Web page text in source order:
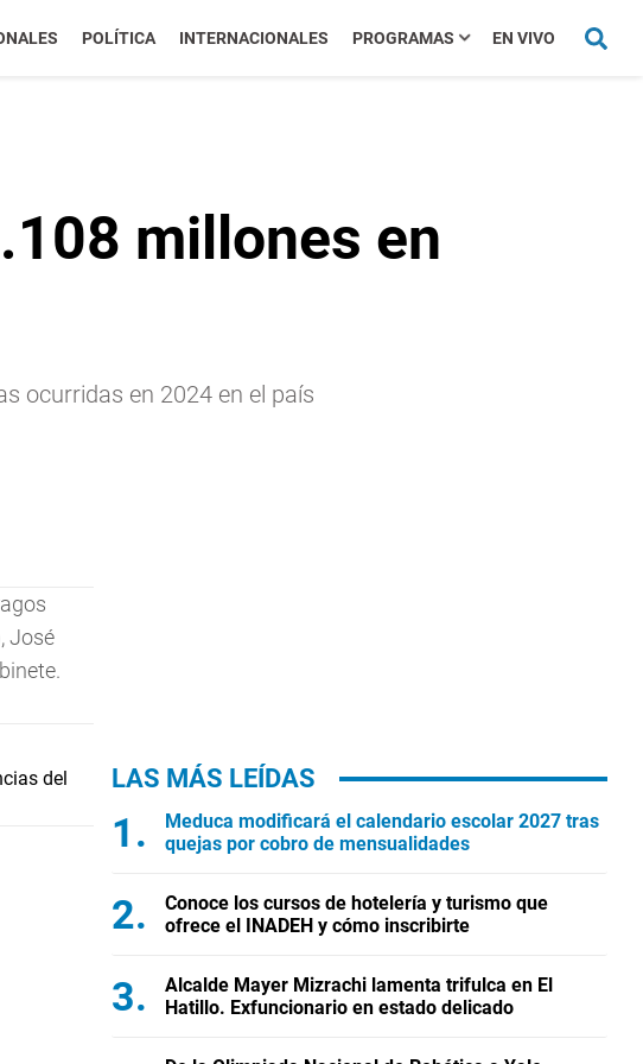
POLÍTICA INTERNACIONALES PROGRAMAS EN VIVO
millones en
ocurridas en 2024 en el país
José
del
LAS MÁS LEÍDAS
Meduca modificará el calendario escolar 2027 tras
quejas por cobro de mensualidades
Conoce los cursos de hotelería y turismo que
ofrece el INADEH y cómo inscribirte
Alcalde Mayer Mizrachi lamenta trifulca en El
Hatillo. Exfuncionario en estado delicado